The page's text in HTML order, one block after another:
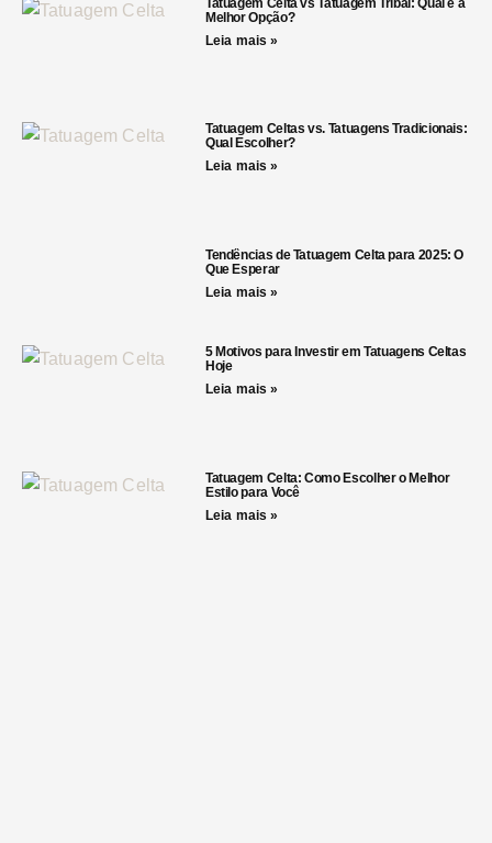
Tatuagem Celta vs Tatuagem Tribal: Qual é a
Melhor Opção?
Leia mais »
Tatuagem Celtas vs. Tatuagens Tradicionais:
Qual Escolher?
Leia mais »
Tendências de Tatuagem Celta para 2025: O
Que Esperar
Leia mais »
5 Motivos para Investir em Tatuagens Celtas
Hoje
Leia mais »
Tatuagem Celta: Como Escolher o Melhor
Estilo para Você
Leia mais »